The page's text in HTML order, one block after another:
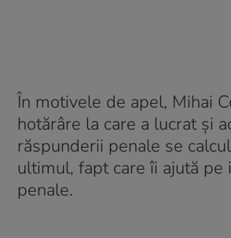
În motivele de apel, Mihai
hotărâre la care a lucrat și
răspunderii penale se
ultimul, fapt care îi ajută
penale.